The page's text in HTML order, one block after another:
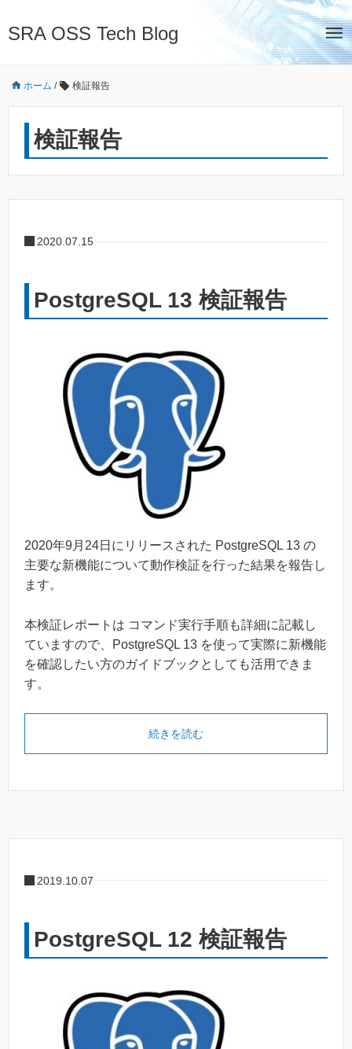
SRA OSS Tech Blog
ホーム / 検証報告
検証報告
2020.07.15
PostgreSQL 13 検証報告
2020年9月24日にリリースされた PostgreSQL 13 の
主要な新機能について動作検証を行った結果を報告し
ます。
本検証レポートは コマンド実行手順も詳細に記載し
ていますので、PostgreSQL 13 を使って実際に新機能
を確認したい方のガイドブックとしても活用できま
す。
続きを読む
2019.10.07
PostgreSQL 12 検証報告